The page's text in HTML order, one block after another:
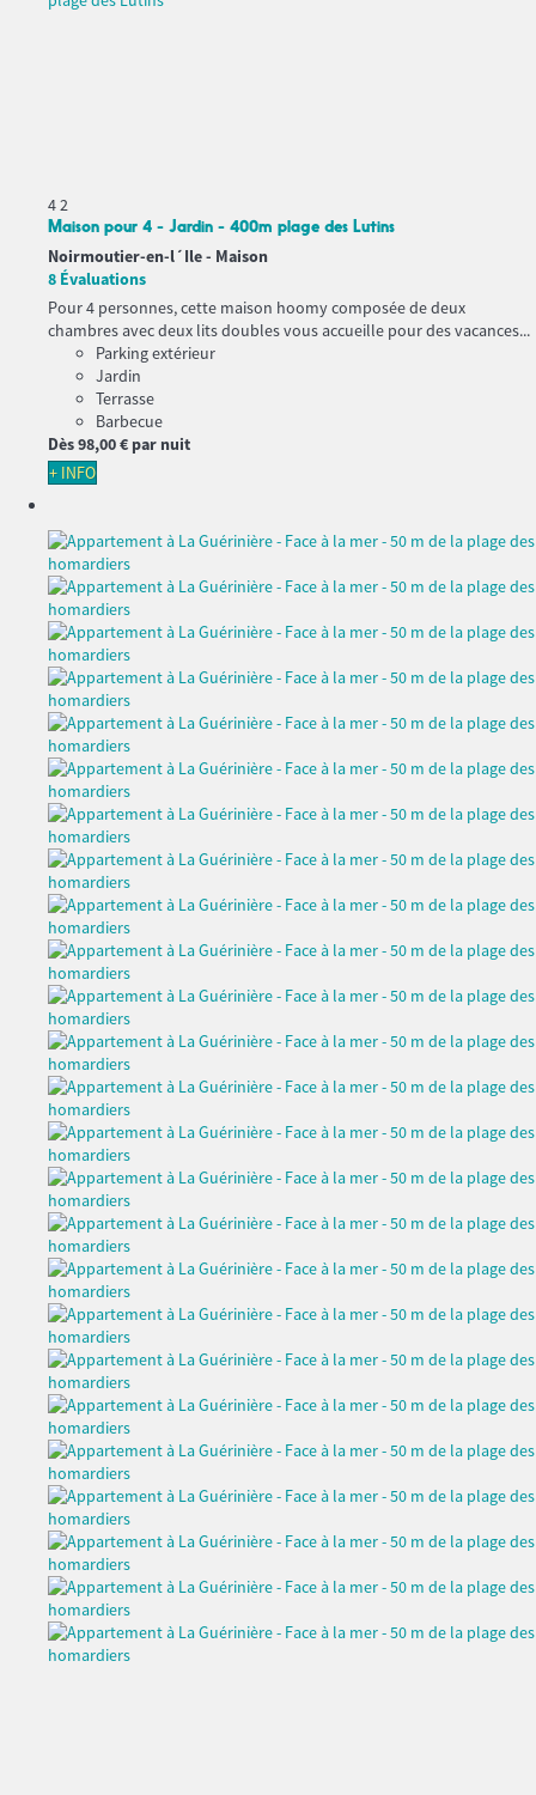
42
Maison pour 4 - Jardin - 400m plage des Lutins
Noirmoutier-en-l´Ile - Maison
8 Évaluations
Pour 4 personnes, cette maison hoomy composée de deux
chambres avec deux lits doubles vous accueille pour des vacances...
Parking extérieur
Jardin
Terrasse
Barbecue
Dès98,00 € par nuit
+ INFO